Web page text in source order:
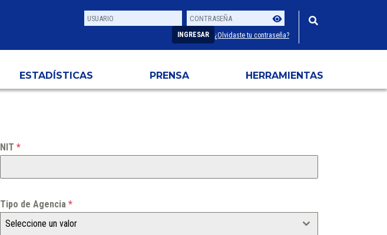
Usuario
Contraseña
INGRESAR ¿Olvidaste tu contraseña?
ESTADÍSTICAS PRENSA HERRAMIENTAS
NIT *
Tipo de Agencia *
Seleccione un valor